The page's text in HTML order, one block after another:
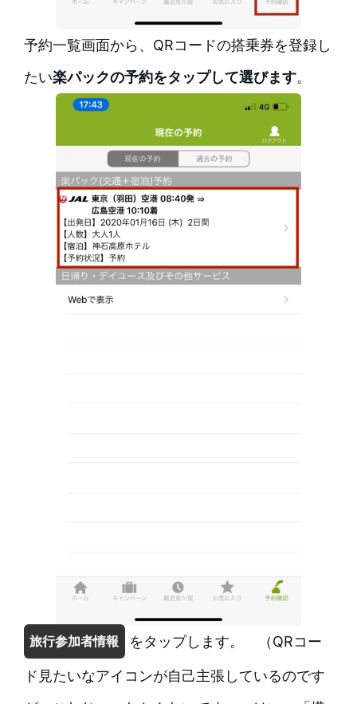
予約一覧画面から、QRコードの搭乗券を登録し
たい楽パックの予約をタップして選びます。
旅行参加者情報 をタップします。 （QRコー
ド見たいなアイコンが自己主張しているのです